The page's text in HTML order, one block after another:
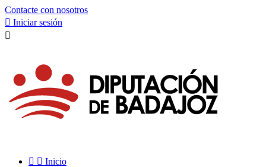
Contacte con nosotros
 Iniciar sesión

  Inicio